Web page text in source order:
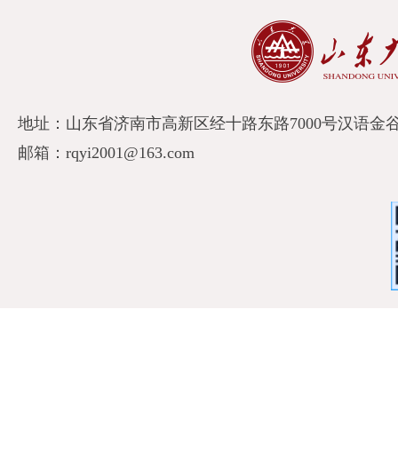
地址：山东省济南市高新区经十路东路7000号汉语金
邮箱：rqyi2001@163.com